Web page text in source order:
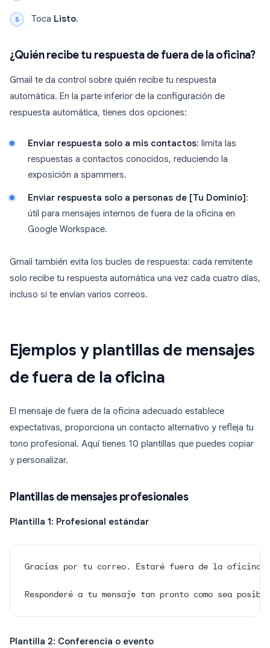
Toca Listo.
¿Quién recibe tu respuesta de fuera de la oficina?
Gmail te da control sobre quién recibe tu respuesta
automática. En la parte inferior de la configuración de
respuesta automática, tienes dos opciones:
Enviar respuesta solo a mis contactos: limita las
respuestas a contactos conocidos, reduciendo la
exposición a spammers.
Enviar respuesta solo a personas de [Tu Dominio] :
útil para mensajes internos de fuera de la oficina en
Google Workspace.
Gmail también evita los bucles de respuesta: cada remitente
solo recibe tu respuesta automática una vez cada cuatro días,
incluso si te envían varios correos.
Ejemplos y plantillas de mensajes
de fuera de la oficina
El mensaje de fuera de la oficina adecuado establece
expectativas, proporciona un contacto alternativo y refleja tu
tono profesional. Aquí tienes 10 plantillas que puedes copiar
y personalizar.
Plantillas de mensajes profesionales
Plantilla 1: Profesional estándar
Gracias por tu correo. Estaré fuera de la oficina
Responderé a tu mensaje tan pronto como sea
Plantilla 2: Conferencia o evento